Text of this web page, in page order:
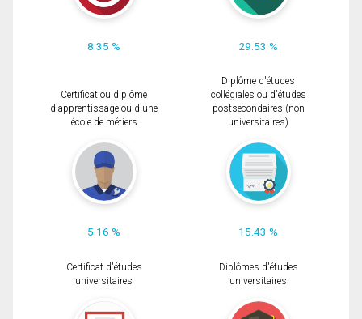
8.35 % 29.53 %
Certificat ou diplôme
d'apprentissage ou d'une
école de métiers
5.16 %
Diplôme d'études
collégiales ou d'études
postsecondaires (non
universitaires)
15.43 %
Certificat d'études
universitaires
Diplômes d'études
universitaires